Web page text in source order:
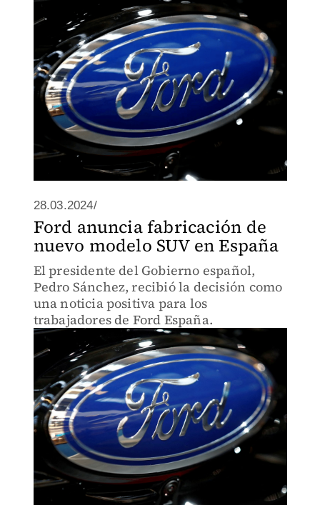
28.03.2024/
Ford anuncia fabricación de
nuevo modelo SUV en España
El presidente del Gobierno español,
Pedro Sánchez, recibió la decisión como
una noticia positiva para los
trabajadores de Ford España.